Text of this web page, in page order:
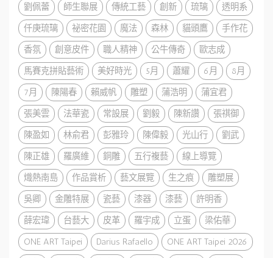
劉佩蕾
師生聯展 傳統工藝 創新 琉璃
透明系
仟庚琉璃
祕密花園 魔法 森林 貓頭鷹
手作花
香氛
創意皮件 職人精神 公牛傳奇
歐志成
馬賽克拼貼藝術
美好時光 5月 蕭耀 6月
8月
7月
陳陽春 賴威帆 雕塑 蒲浩明
蒲宜君
張美雲
法華瓷 常設展 劉毅 陳新讚
張祺御
陳盈如
林俞君 彭雅玲 陳偉毅 光山行
劉武
陳正雄
羅廣維 銅雕 五行複藝
線上導覽
熾熱南島
作品賞析 藝文展覽 生之痕
雕塑展
吳卿
金雕特展 瓷藝 漆器 漆藝
許明香
薛宏瑋
台藝大 皮革 羅宇成 立蛋
梁佑華
ONE ART Taipei
Darius Rafaello
ONE ART Taipei 2026